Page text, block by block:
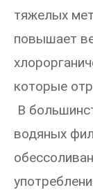
тяжелых
повышает
которые
В
водяных